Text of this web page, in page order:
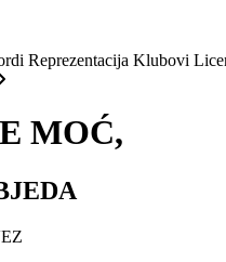
Reprezentacija Klubovi
MOĆ,